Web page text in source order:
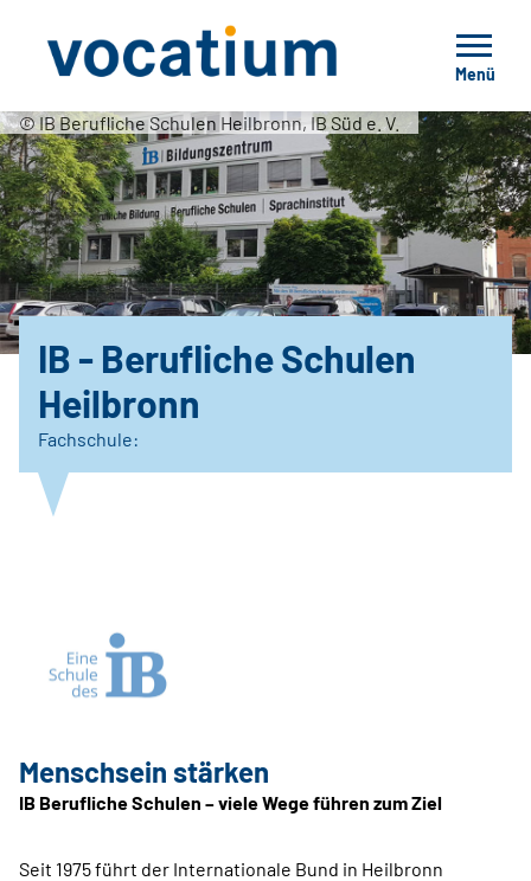
Menü
© IB Berufliche Schulen Heilbronn, IB Süd e. V.
IB - Berufliche Schulen
Heilbronn
Fachschule:
Menschsein stärken
IB Berufliche Schulen – viele Wege führen zum Ziel
Seit 1975 führt der Internationale Bund in Heilbronn